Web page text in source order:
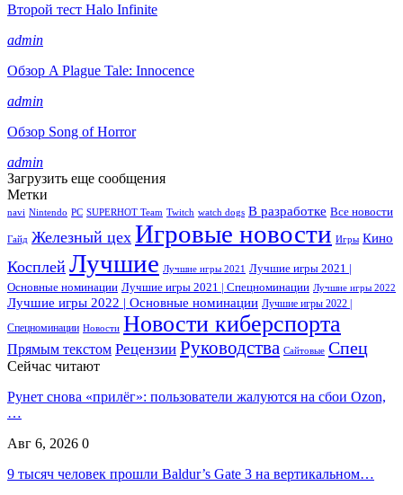
Второй тест Halo Infinite
admin
Обзор A Plague Tale: Innocence
admin
Обзор Song of Horror
admin
Загрузить еще сообщения
Метки
navi Nintendo PC SUPERHOT Team Twitch watch dogs В разработке Все новости
Гайд Железный цех Игровые новости Игры Кино
Косплей Лучшие Лучшие игры 2021
Лучшие игры 2021 |
Основные номинации Лучшие игры 2021 | Спецноминации Лучшие игры 2022
Лучшие игры 2022 | Основные номинации Лучшие игры 2022 |
Спецноминации Новости Новости киберспорта
Прямым текстом Рецензии Руководства Сайтовые Спец
Сейчас читают
Рунет снова «прилёг»: пользователи жалуются на сбои Ozon,
…
Авг 6, 2026 0
9 тысяч человек прошли Baldur’s Gate 3 на вертикальном…